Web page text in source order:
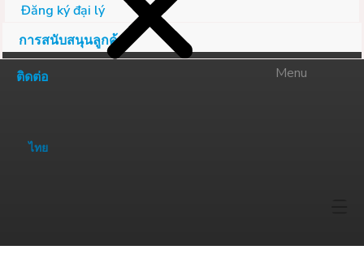
Menu
ไทย
Đăng ký đại lý
การสนับสนุนลูกค้า
ติดต่อ